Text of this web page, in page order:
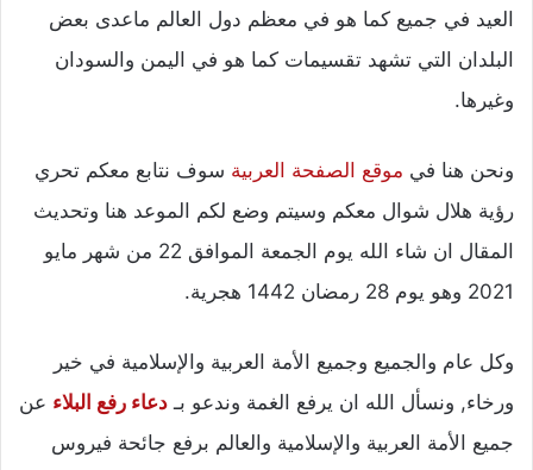
العيد في جميع كما هو في معظم دول العالم ماعدى بعض
البلدان التي تشهد تقسيمات كما هو في اليمن والسودان
وغيرها.
ونحن هنا في موقع الصفحة العربية سوف نتابع معكم تحري
رؤية هلال شوال معكم وسيتم وضع لكم الموعد هنا وتحديث
المقال ان شاء الله يوم الجمعة الموافق 22 من شهر مايو
2021 وهو يوم 28 رمضان 1442 هجرية.
وكل عام والجميع وجميع الأمة العربية والإسلامية في خير
ورخاء, ونسأل الله ان يرفع الغمة وندعو بـ دعاء رفع البلاء عن
جميع الأمة العربية والإسلامية والعالم برفع جائحة فيروس